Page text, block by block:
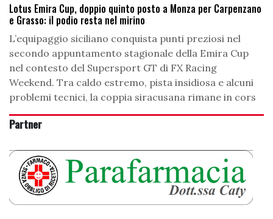
Lotus Emira Cup, doppio quinto posto a Monza per Carpenzano
e Grasso: il podio resta nel mirino
L’equipaggio siciliano conquista punti preziosi nel
secondo appuntamento stagionale della Emira Cup
nel contesto del Supersport GT di FX Racing
Weekend. Tra caldo estremo, pista insidiosa e alcuni
problemi tecnici, la coppia siracusana rimane in cors
Partner